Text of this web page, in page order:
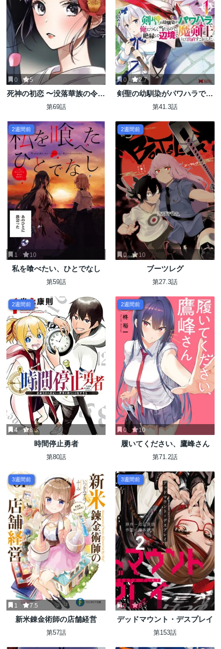
0 5
死神の初恋 〜没落華族の令嬢
は愛を知らない死神に嫁ぐ〜
第69話
0 2.7
剣聖の幼馴染がパワハラで俺
につらく当たるので、絶縁し
ことにした。
第41.3話
2週間前
1 10
私を喰べたい、ひとでなし
第59話
2週間前
0 10
ブーツレグ
第27.3話
2週間前
4 8.3
時間停止勇者
第80話
2週間前
0 10
履いてください、鷹峰さん
第71.2話
3週間前
1 7.5
新米錬金術師の店舗経営
第57話
3週間前
0 8.5
デッドマウント・デスプレイ
第153話